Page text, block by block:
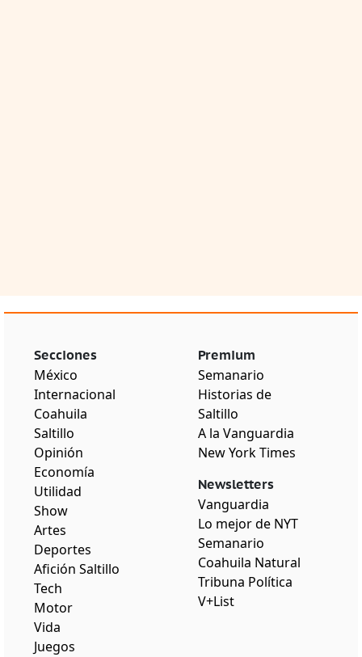
Secciones
México
Internacional
Coahuila
Saltillo
Opinión
Economía
Utilidad
Show
Artes
Deportes
Afición Saltillo
Tech
Motor
Vida
Juegos
Premium
Semanario
Historias de
Saltillo
A la Vanguardia
New York Times
Newsletters
Vanguardia
Lo mejor de NYT
Semanario
Coahuila Natural
Tribuna Política
V+List